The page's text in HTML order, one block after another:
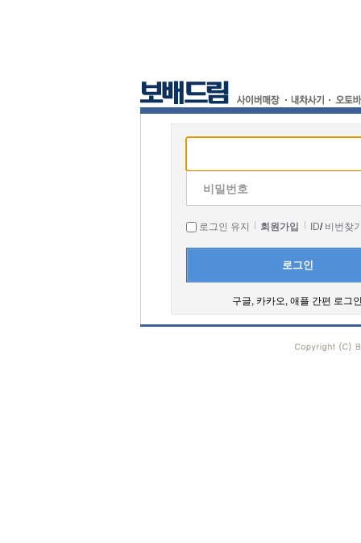
비밀번호
로그인 유지 회원가입 ID/ 비번찾
로그인
구글, 카카오, 애플 간편 로그